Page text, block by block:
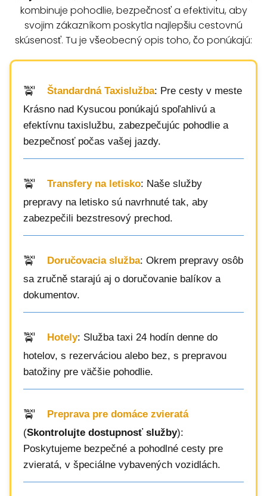
kombinuje pohodlie, bezpečnosť a efektivitu, aby
svojim zákazníkom poskytla najlepšiu cestovnú
skúsenosť. Tu je všeobecný opis toho, čo ponúkajú:
Štandardná Taxislužba: Pre cesty v meste
Krásno nad Kysucou ponúkajú spoľahlivú a
efektívnu taxislužbu, zabezpečujúc pohodlie a
bezpečnosť počas vašej jazdy.
Transfery na letisko: Naše služby
prepravy na letisko sú navrhnuté tak, aby
zabezpečili bezstresový prechod.
Doručovacia služba: Okrem prepravy osôb
sa zručně starajú aj o doručovanie balíkov a
dokumentov.
Hotely: Služba taxi 24 hodín denne do
hotelov, s rezerváciou alebo bez, s prepravou
batožiny pre väčšie pohodlie.
Preprava pre domáce zvieratá
(Skontrolujte dostupnosť služby):
Poskytujeme bezpečné a pohodlné cesty pre
zvieratá, v špeciálne vybavených vozidlách.